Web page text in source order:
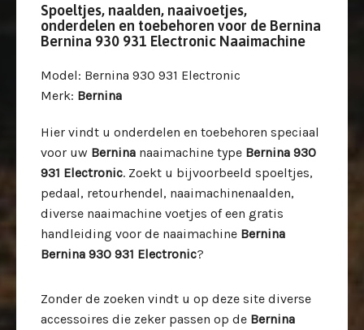
Spoeltjes, naalden, naaivoetjes,
onderdelen en toebehoren voor de Bernina
Bernina 930 931 Electronic Naaimachine
Model: Bernina 930 931 Electronic
Merk: Bernina
Hier vindt u onderdelen en toebehoren speciaal
voor uw Bernina naaimachine type Bernina 930
931 Electronic. Zoekt u bijvoorbeeld spoeltjes,
pedaal, retourhendel, naaimachinenaalden,
diverse naaimachine voetjes of een gratis
handleiding voor de naaimachine Bernina
Bernina 930 931 Electronic?
Zonder de zoeken vindt u op deze site diverse
accessoires die zeker passen op de Bernina